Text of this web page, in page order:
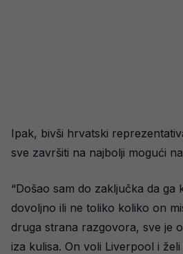
Ipak, bivši hrvatski
sve završiti na najbolji mogući
“Došao sam do zaključka da ga
dovoljno ili ne toliko koliko on
druga strana razgovora, sve je
iza kulisa. On voli Liverpool i